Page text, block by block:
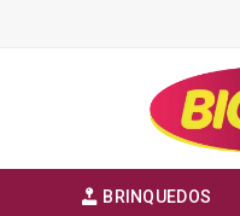
BRINQUEDOS